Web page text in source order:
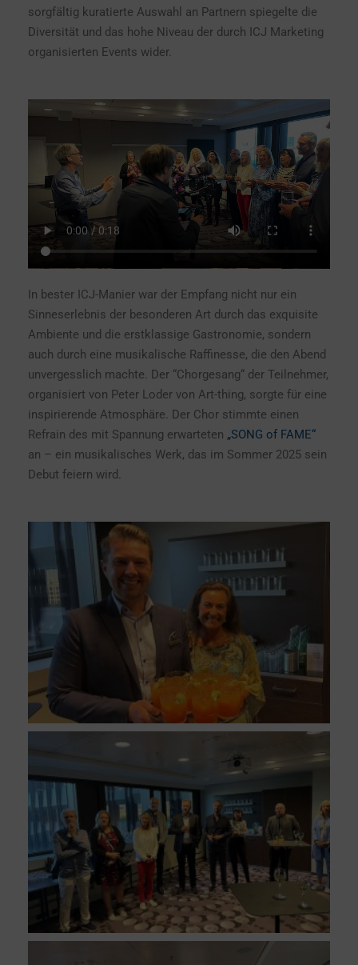
sorgfältig kuratierte Auswahl an Partnern spiegelte die
Diversität und das hohe Niveau der durch ICJ Marketing
organisierten Events wider.
In bester ICJ-Manier war der Empfang nicht nur ein
Sinneserlebnis der besonderen Art durch das exquisite
Ambiente und die erstklassige Gastronomie, sondern
auch durch eine musikalische Raffinesse, die den Abend
unvergesslich machte. Der “Chorgesang“ der Teilnehmer,
organisiert von Peter Loder von Art-thing, sorgte für eine
inspirierende Atmosphäre. Der Chor stimmte einen
Refrain des mit Spannung erwarteten „SONG of FAME“
an – ein musikalisches Werk, das im Sommer 2025 sein
Debut feiern wird.